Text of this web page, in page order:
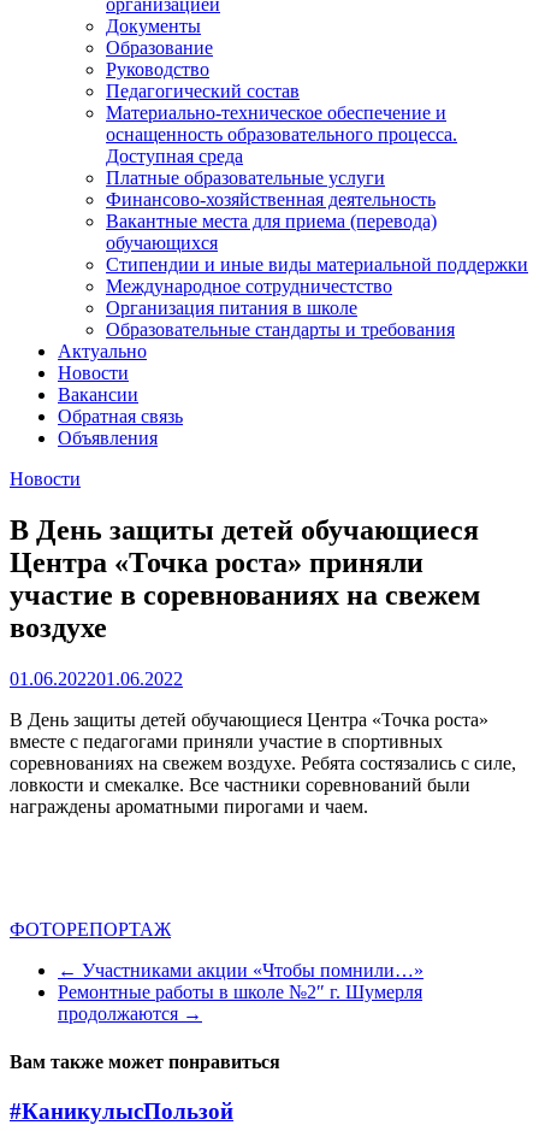
организацией
Документы
Образование
Руководство
Педагогический состав
Материально-техническое обеспечение и
оснащенность образовательного процесса.
Доступная среда
Платные образовательные услуги
Финансово-хозяйственная деятельность
Вакантные места для приема (перевода)
обучающихся
Стипендии и иные виды материальной поддержки
Международное сотрудничестство
Организация питания в школе
Образовательные стандарты и требования
Актуально
Новости
Вакансии
Обратная связь
Объявления
Новости
В День защиты детей обучающиеся
Центра «Точка роста» приняли
участие в соревнованиях на свежем
воздухе
01.06.202201.06.2022
В День защиты детей обучающиеся Центра «Точка роста»
вместе с педагогами приняли участие в спортивных
соревнованиях на свежем воздухе. Ребята состязались с силе,
ловкости и смекалке. Все частники соревнований были
награждены ароматными пирогами и чаем.
ФОТОРЕПОРТАЖ
← Участниками акции «Чтобы помнили…»
Ремонтные работы в школе №2″ г. Шумерля
продолжаются →
Вам также может понравиться
#КаникулысПользой